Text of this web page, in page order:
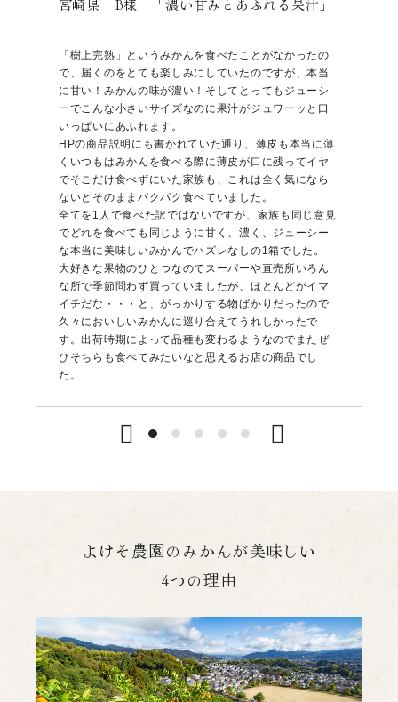
宮崎県 B様 「濃い甘みとあふれる果汁」
「樹上完熟」というみかんを食べたことがなかったの
で、届くのをとても楽しみにしていたのですが、本当
に甘い！みかんの味が濃い！そしてとってもジューシ
ーでこんな小さいサイズなのに果汁がジュワーッと口
いっぱいにあふれます。
HPの商品説明にも書かれていた通り、薄皮も本当に薄
くいつもはみかんを食べる際に薄皮が口に残ってイヤ
でそこだけ食べずにいた家族も、これは全く気になら
ないとそのままパクパク食べていました。
全てを1人で食べた訳ではないですが、家族も同じ意見
でどれを食べても同じように甘く、濃く、ジューシー
な本当に美味しいみかんでハズレなしの1箱でした。
大好きな果物のひとつなのでスーパーや直売所いろん
な所で季節問わず買っていましたが、ほとんどがイマ
イチだな・・・と、がっかりする物ばかりだったので
久々においしいみかんに巡り合えてうれしかったで
す。出荷時期によって品種も変わるようなのでまたぜ
ひそちらも食べてみたいなと思えるお店の商品でし
た。
よけそ農園のみかんが美味しい
4つの理由